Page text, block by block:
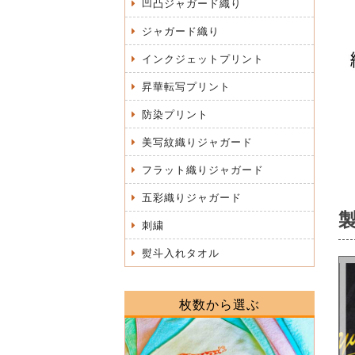
凹凸ジャガード織り
ジャガード織り
インクジェットプリント
昇華転写プリント
防染プリント
美写紋織りジャガード
フラット織りジャガード
五彩織りジャガード
刺繍
熨斗入れタオル
枚数から選ぶ